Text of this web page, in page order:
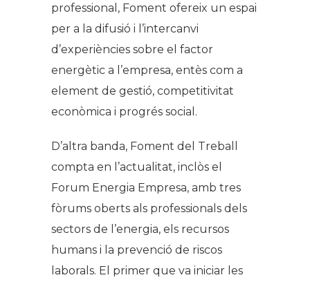
professional, Foment ofereix un espai
per a la difusió i l’intercanvi
d’experiències sobre el factor
energètic a l’empresa, entès com a
element de gestió, competitivitat
econòmica i progrés social.
D’altra banda, Foment del Treball
compta en l’actualitat, inclòs el
Forum Energia Empresa, amb tres
fòrums oberts als professionals dels
sectors de l’energia, els recursos
humans i la prevenció de riscos
laborals. El primer que va iniciar les